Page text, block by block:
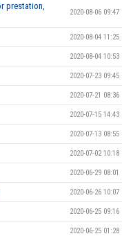
prestation,
2020-08-06 09:47
2020-08-04 11:25
2020-08-04 10:53
2020-07-23 09:45
2020-07-21 08:36
2020-07-15 14:43
2020-07-13 08:55
2020-07-02 10:18
2020-06-29 08:01
2020-06-26 10:07
2020-06-25 09:16
2020-06-25 01:28